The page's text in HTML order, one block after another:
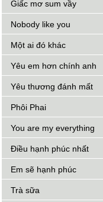
Giấc mơ sum vầy
Nobody like you
Một ai đó khác
Yêu em hơn chính anh
Yêu thương đánh mất
Phôi Phai
You are my everything
Điều hạnh phúc nhất
Em sẽ hạnh phúc
Trà sữa